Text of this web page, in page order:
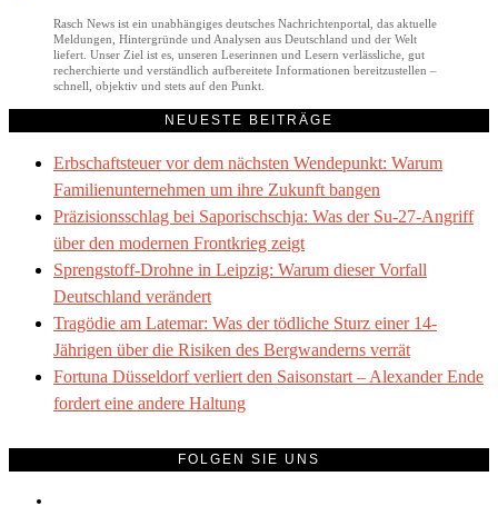
Rasch News ist ein unabhängiges deutsches Nachrichtenportal, das aktuelle
Meldungen, Hintergründe und Analysen aus Deutschland und der Welt
liefert. Unser Ziel ist es, unseren Leserinnen und Lesern verlässliche, gut
recherchierte und verständlich aufbereitete Informationen bereitzustellen –
schnell, objektiv und stets auf den Punkt.
NEUESTE BEITRÄGE
Erbschaftsteuer vor dem nächsten Wendepunkt: Warum
Familienunternehmen um ihre Zukunft bangen
Präzisionsschlag bei Saporischschja: Was der Su-27-Angriff
über den modernen Frontkrieg zeigt
Sprengstoff-Drohne in Leipzig: Warum dieser Vorfall
Deutschland verändert
Tragödie am Latemar: Was der tödliche Sturz einer 14-
Jährigen über die Risiken des Bergwanderns verrät
Fortuna Düsseldorf verliert den Saisonstart – Alexander Ende
fordert eine andere Haltung
FOLGEN SIE UNS